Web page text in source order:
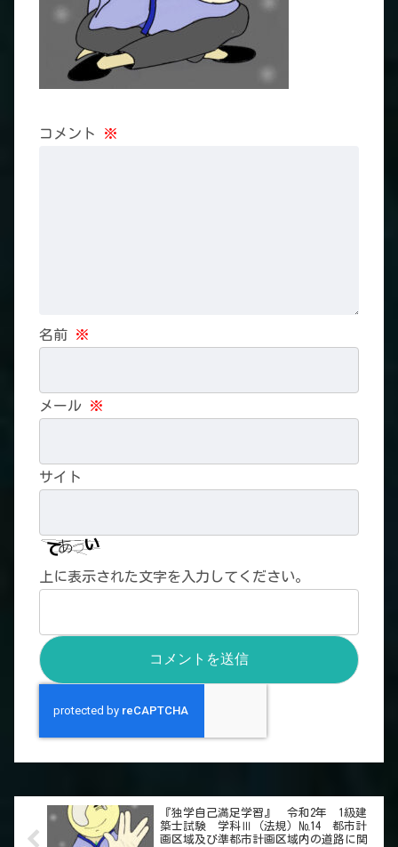
コメント ※
名前 ※
メール ※
サイト
上に表示された文字を入力してください。
『独学自己満足学習』 令和2年 1級建
築士試験 学科Ⅲ（法規）№14 都市計
画区域及び準都市計画区域内の道路に関